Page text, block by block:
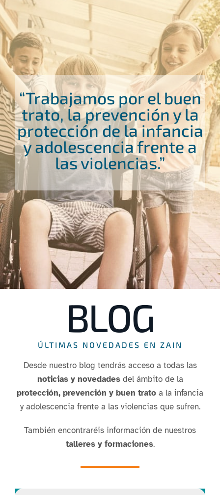
“Trabajamos por el buen
trato, la prevención y la
protección de la infancia
y adolescencia frente a
las violencias.”
BLOG
ÚLTIMAS NOVEDADES EN ZAIN
Desde nuestro blog tendrás acceso a todas las
noticias y novedadesdel ámbito de la
protección, prevención y buen trato a la infancia
y adolescencia frente a las violencias que sufren.
También encontraréis información de nuestros
talleres y formaciones.